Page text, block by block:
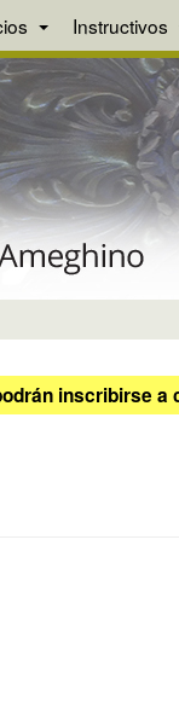
Instructivos
inscribirse